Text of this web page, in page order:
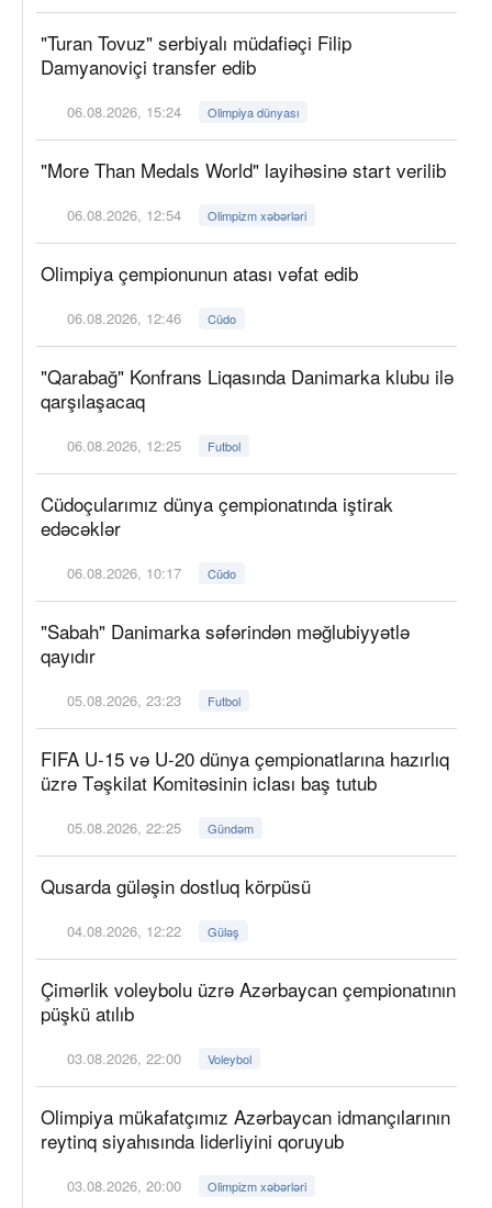
"Turan Tovuz" serbiyalı müdafiəçi Filip
Damyanoviçi transfer edib
06.08.2026, 15:24 Olimpiya dünyası
"More Than Medals World" layihəsinə start verilib
06.08.2026, 12:54 Olimpizm xəbərləri
Olimpiya çempionunun atası vəfat edib
06.08.2026, 12:46 Cüdo
"Qarabağ" Konfrans Liqasında Danimarka klubu ilə
qarşılaşacaq
06.08.2026, 12:25 Futbol
Cüdoçularımız dünya çempionatında iştirak
edəcəklər
06.08.2026, 10:17 Cüdo
"Sabah" Danimarka səfərindən məğlubiyyətlə
qayıdır
05.08.2026, 23:23 Futbol
FIFA U-15 və U-20 dünya çempionatlarına hazırlıq
üzrə Təşkilat Komitəsinin iclası baş tutub
05.08.2026, 22:25 Gündəm
Qusarda güləşin dostluq körpüsü
04.08.2026, 12:22 Güləş
Çimərlik voleybolu üzrə Azərbaycan çempionatının
püşkü atılıb
03.08.2026, 22:00 Voleybol
Olimpiya mükafatçımız Azərbaycan idmançılarının
reytinq siyahısında liderliyini qoruyub
03.08.2026, 20:00 Olimpizm xəbərləri